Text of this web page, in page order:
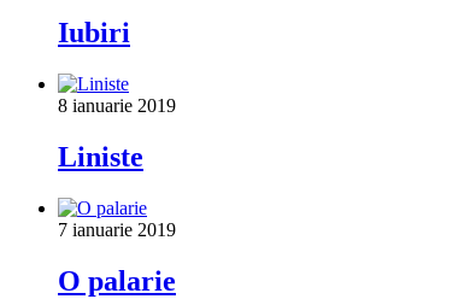
Iubiri
8 ianuarie 2019
Liniste
7 ianuarie 2019
O palarie